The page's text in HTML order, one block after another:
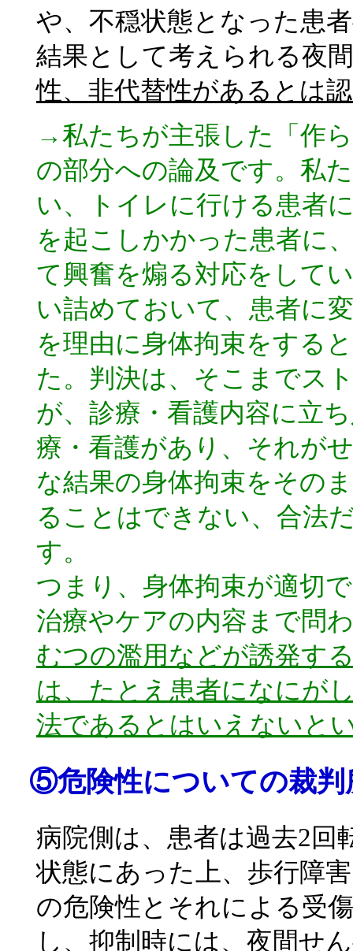
や、不穏状態となった患
結果として考えられる夜
性、非代替性があるとは
→私たちが主張した「作
の部分への論及です。私
い、トイレに行ける患者
を起こしかかった患者に
て興奮を煽る対応をして
い詰めておいて、患者に
を理由に身体拘束をする
た。判決は、そこまでス
が、診療・看護内容に立
療・看護があり、それが
な結果の身体拘束をその
ることはできない、合法
す。
つまり、身体拘束が適切
治療やケアの内容まで問
むつの濫用などが誘発す
は、たとえ患者になにが
法であるとはいえないと
⑤危険性についての裁判
病院側は、患者は過去2回
状態にあった上、歩行障
の危険性とそれによる受
し、抑制時には、夜間せ